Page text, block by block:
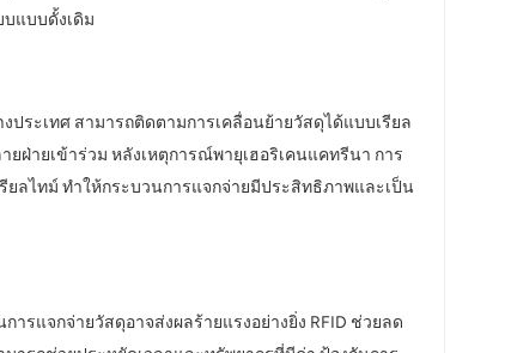
แบบดั้งเดิม
ระเทศ สามารถติดตามการเคลื่อนย้ายวัสดุได้แบบเรียล
ฝ่ายเข้าร่วม หลังเหตุการณ์พายุเฮอริเคนแคทรีนา การ
ยลไทม์ ทำให้กระบวนการแจกจ่ายมีประสิทธิภาพและเป็น
แจกจ่ายวัสดุอาจส่งผลร้ายแรงอย่างยิ่ง RFID ช่วยลด